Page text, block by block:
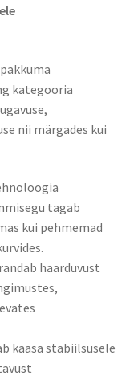
kategooria
nii märgades kui
tagab
kui pehmemad
haarduvust
kaasa stabiilsusele